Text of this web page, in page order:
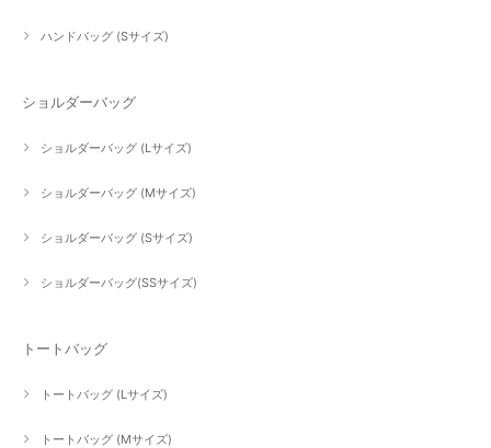
ハンドバッグ (Sサイズ)
ショルダーバッグ
ショルダーバッグ (Lサイズ)
ショルダーバッグ (Mサイズ)
ショルダーバッグ (Sサイズ)
ショルダーバッグ(SSサイズ)
トートバッグ
トートバッグ (Lサイズ)
トートバッグ (Mサイズ)